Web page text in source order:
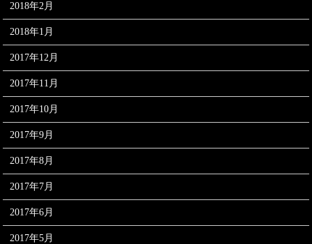
2018年2月
2018年1月
2017年12月
2017年11月
2017年10月
2017年9月
2017年8月
2017年7月
2017年6月
2017年5月